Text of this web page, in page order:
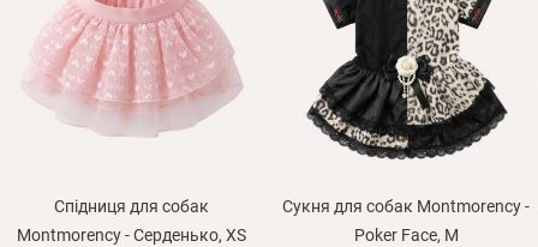
Спідниця для собак
Montmorency - Серденько, XS
Сукня для собак Montmorency -
Poker Face, M